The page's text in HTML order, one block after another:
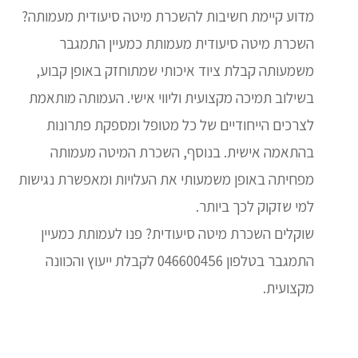
מדוע קיימת חשיבות להשכרת מיטה סיעודית מעמותה?
השכרת מיטה סיעודית מעמותת כמעיין התמגבר
משמעותה קבלת ציוד איכותי שמתוחזק באופן קבוע,
בשילוב תמיכה מקצועית וליווי אישי. העמותה מותאמת
לצרכים הייחודיים של כל מטופל ומספקת פתרונות
בהתאמה אישית. בנוסף, השכרת המיטה מעמותה
מפחיתה באופן משמעותי את העלויות ומאפשרת נגישות
למי שזקוק לכך ביותר.
שוקלים השכרת מיטה סיעודית? פנו לעמותת כמעיין
התמגבר בטלפון 046600456 לקבלת ייעוץ והכוונה
מקצועית.